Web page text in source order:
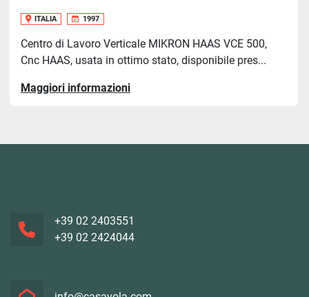
ITALIA 1997
Centro di Lavoro Verticale MIKRON HAAS VCE 500,
Cnc HAAS, usata in ottimo stato, disponibile pres...
Maggiori informazioni
+39 02 2403551
+39 02 2424044